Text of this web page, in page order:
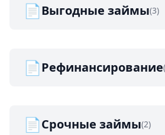
📄Выгодные займы(3)
📄Рефинансирование
📄Срочные займы(2)